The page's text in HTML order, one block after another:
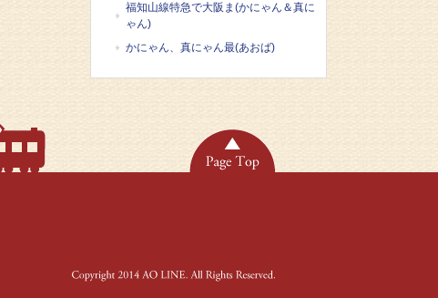
福知山線特急で大阪ま(かにゃん＆真に
ゃん)
かにゃん、真にゃん最(あおば)